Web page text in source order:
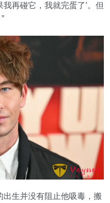
再碰它，我就完蛋了’。但
出生并没有阻止他吸毒，搬